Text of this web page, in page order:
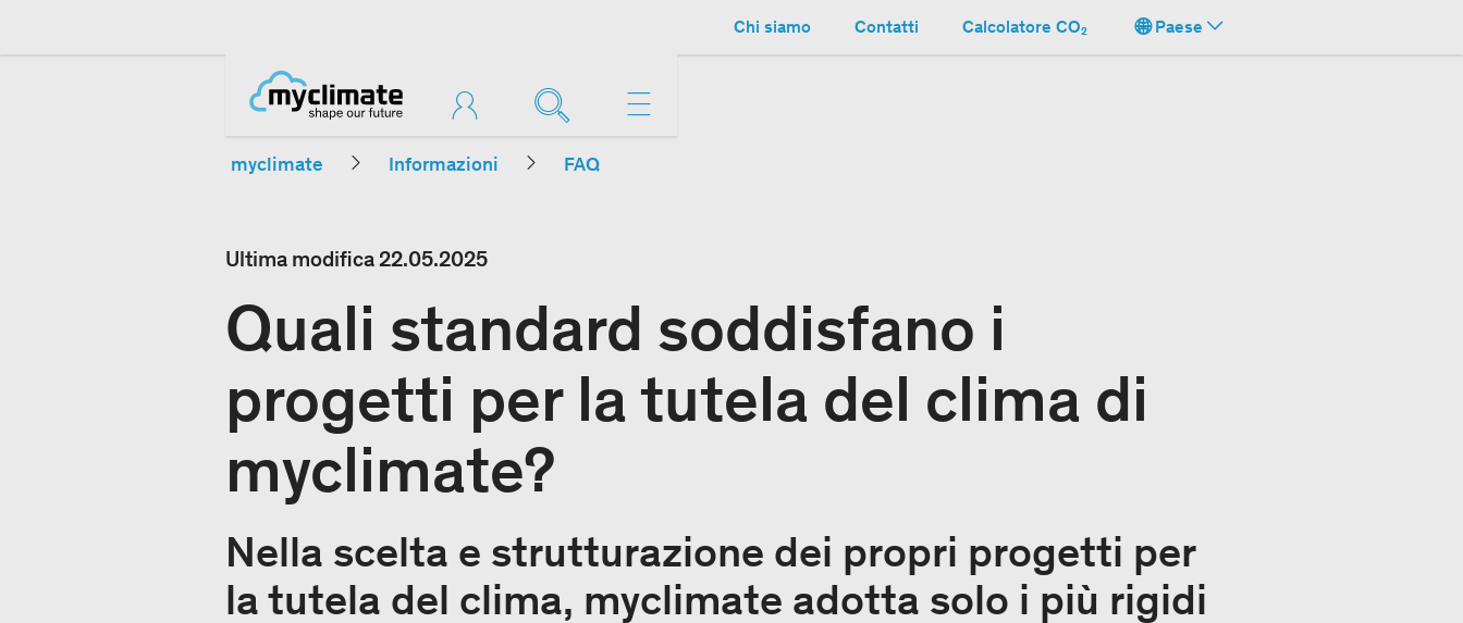
Chi siamo Contatti Calcolatore CO₂ Paese
myclimate Informazioni FAQ
Ultima modifica22.05.2025
Quali standard soddisfano i
progetti per la tutela del clima di
myclimate?
Nella scelta e strutturazione dei propri progetti per
la tutela del clima, myclimate adotta solo i più rigidi